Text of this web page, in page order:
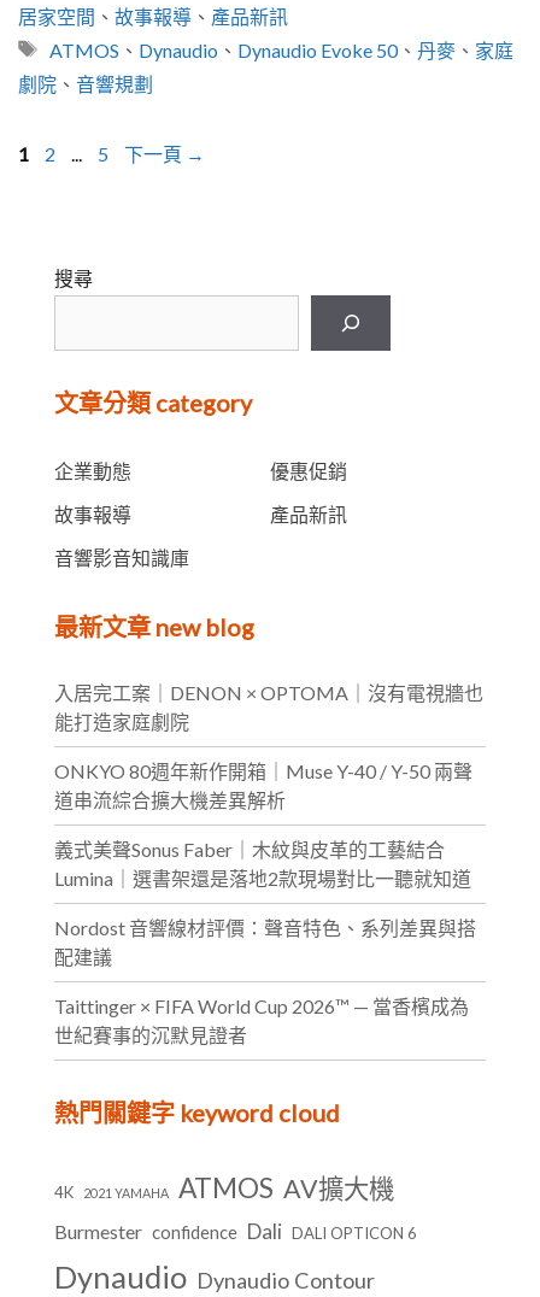
分
類
居家空間 、 故事報導 、 產品新訊
標
籤
ATMOS 、 Dynaudio 、 Dynaudio Evoke 50、 丹麥、 家庭
劇院 、 音響規劃
頁
1
頁
2 ...
頁
5 下一頁 →
搜尋
文章分類 category
企業動態
優惠促銷
故事報導
產品新訊
音響影音知識庫
最新文章 new blog
入居完工案｜DENON × OPTOMA｜沒有電視牆也
能打造家庭劇院
ONKYO 80週年新作開箱｜Muse Y-40 / Y-50 兩聲
道串流綜合擴大機差異解析
義式美聲Sonus Faber｜木紋與皮革的工藝結合
Lumina｜選書架還是落地2款現場對比一聽就知道
Nordost 音響線材評價：聲音特色、系列差異與搭
配建議
Taittinger × FIFA World Cup 2026™ — 當香檳成為
世紀賽事的沉默見證者
熱門關鍵字 keyword cloud
4K 2021 YAMAHA ATMOS AV擴大機
Burmester confidence Dali DALI OPTICON 6
Dynaudio Dynaudio Contour